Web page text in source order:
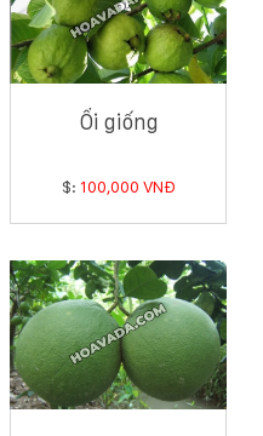
Ổi giống
$: 100,000 VNĐ